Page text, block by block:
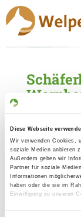
Diese Webseite
Wir verwenden Cookies,
soziale Medien anbieten
Außerdem geben wir
Partner für soziale
Informationen
haben oder die sie im
Einwilligung zu unseren
92533
Welpen